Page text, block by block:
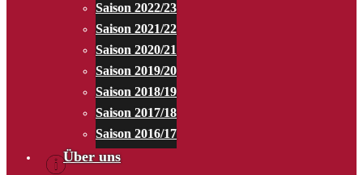
Saison 2022/23
Saison 2021/22
Saison 2020/21
Saison 2019/20
Saison 2018/19
Saison 2017/18
Saison 2016/17
Über uns